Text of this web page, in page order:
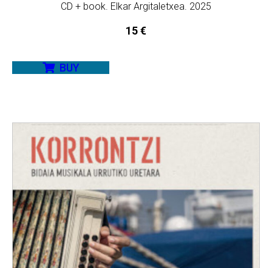
CD + book. Elkar Argitaletxea. 2025
15€
BUY